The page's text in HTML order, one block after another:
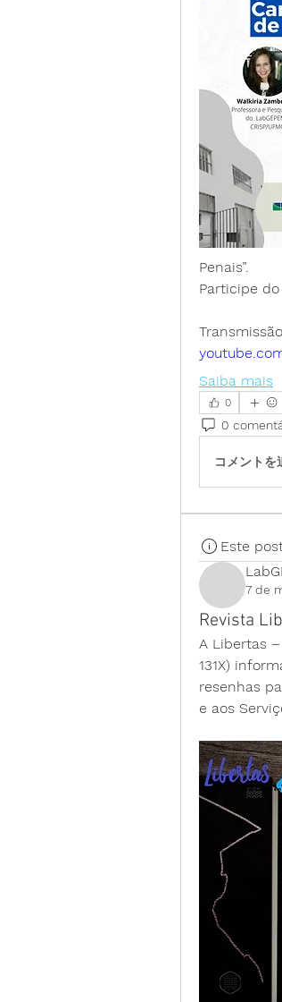
Penais”.
Participe do
Saiba mais
0
0
コメントを
Este
7 de
Revista
A Libertas
131X)
resenhas
e aos